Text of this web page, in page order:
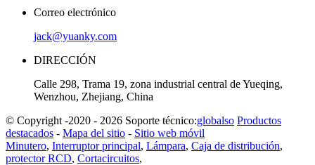
Correo electrónico
jack@yuanky.com
DIRECCIÓN
Calle 298, Trama 19, zona industrial central de Yueqing,
Wenzhou, Zhejiang, China
© Copyright -2020 - 2026 Soporte técnico:globalso Productos
destacados - Mapa del sitio - Sitio web móvil
Minutero, Interruptor principal, Lámpara, Caja de distribución,
protector RCD, Cortacircuitos,